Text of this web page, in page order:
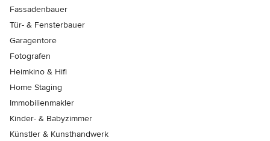
Fassadenbauer
Tür- & Fensterbauer
Garagentore
Fotografen
Heimkino & Hifi
Home Staging
Immobilienmakler
Kinder- & Babyzimmer
Künstler & Kunsthandwerk